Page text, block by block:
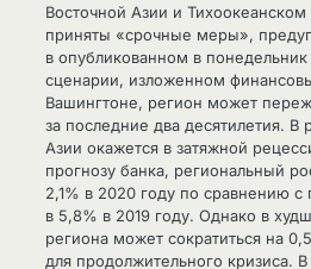
Восточной Азии и
приняты «срочные меры»,
в опубликованном в
сценарии, изложенном
Вашингтоне, регион может
за последние два десятилетия. В
Азии окажется в затяжной
прогнозу банка, региональный
2,1% в 2020 году по сравнению
в 5,8% в 2019 году. Однако в
региона может сократиться на
для продолжительного кризиса.